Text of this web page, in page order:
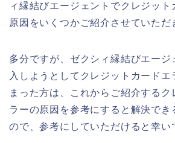
ィ縁結びエージェントでクレジット
原因をいくつかご紹介させていただ
多分ですが、ゼクシィ縁結びエージ
入しようとしてクレジットカードエ
まった方は、これからご紹介するク
ラーの原因を参考にすると解決でき
ので、参考にしていただけると幸い